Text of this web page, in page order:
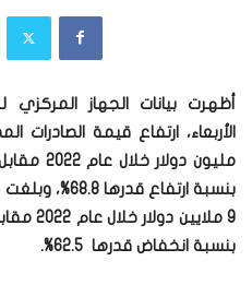
أظهرت بيانات الجهاز المركزي
بنسبة ارتفاع
بنسبة انخفاض قدرها 62.5%.